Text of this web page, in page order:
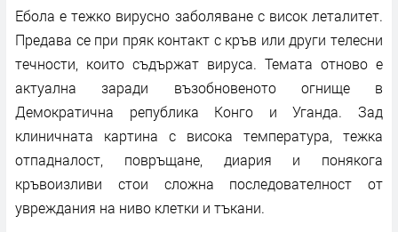
Ебола е тежко вирусно заболяване с висок леталитет.
Предава се при пряк контакт с кръв или други телесни
течности, които съдържат вируса. Темата отново е
актуална заради възобновеното огнище в
Демократична република Конго и Уганда. Зад
клиничната картина с висока температура, тежка
отпадналост, повръщане, диария и понякога
кръвоизливи стои сложна последователност от
увреждания на ниво клетки и тъкани.